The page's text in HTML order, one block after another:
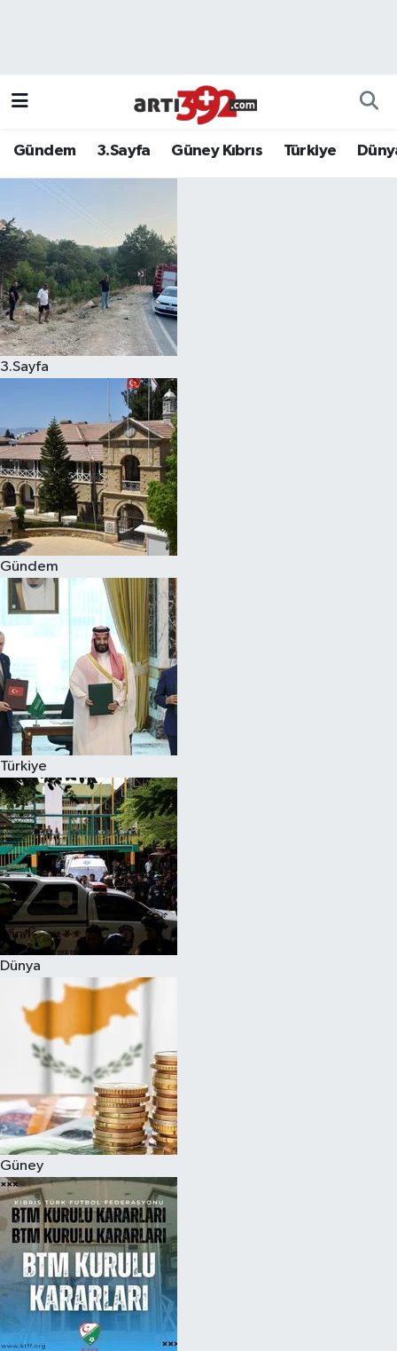
Gündem 3.Sayfa Güney Kıbrıs Türkiye
3.Sayfa
Gündem
Türkiye
Dünya
Güney